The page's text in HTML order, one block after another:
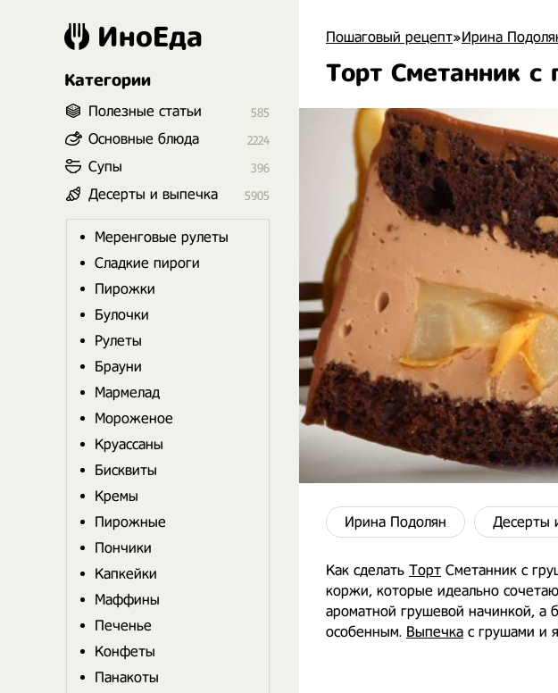
Пошаговый рецепт»Ирина
Торт Сметанник с
Ирина Подолян Десерты
Как сделать Торт Сметанник с
коржи, которые идеально
ароматной грушевой начинкой, а
особенным. Выпечка с грушами и
ИноЕда
Категории
Полезные статьи 585
Основные блюда 2224
Супы 396
Десерты и выпечка 5905
Меренговые рулеты
Сладкие пироги
Пирожки
Булочки
Рулеты
Брауни
Мармелад
Мороженое
Круассаны
Бисквиты
Кремы
Пирожные
Пончики
Капкейки
Маффины
Печенье
Конфеты
Панакоты